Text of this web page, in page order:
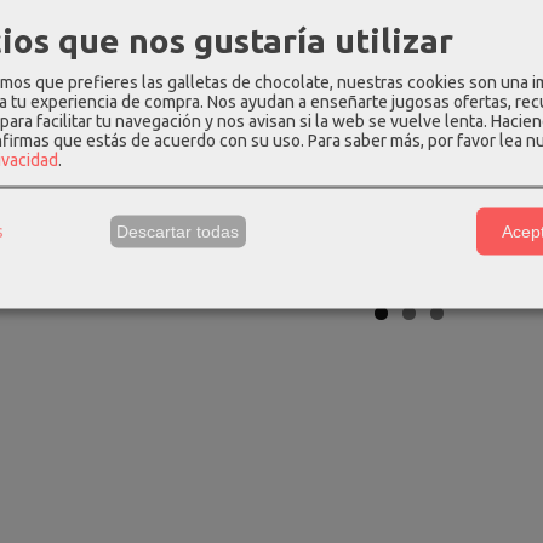
biba de
y...
119,00 €
Bolsa & mochila de viaje
24h. gabol...
29,00 €
Estuche
gaming
que nos gustaría utilizar
que prefieres las galletas de chocolate, nuestras cookies son una
tu experiencia de compra. Nos ayudan a enseñarte jugosas ofertas,
facilitar tu navegación y nos avisan si la web se vuelve lenta.
que estás de acuerdo con su uso. Para saber más, por favor lea
.
Descartar todas